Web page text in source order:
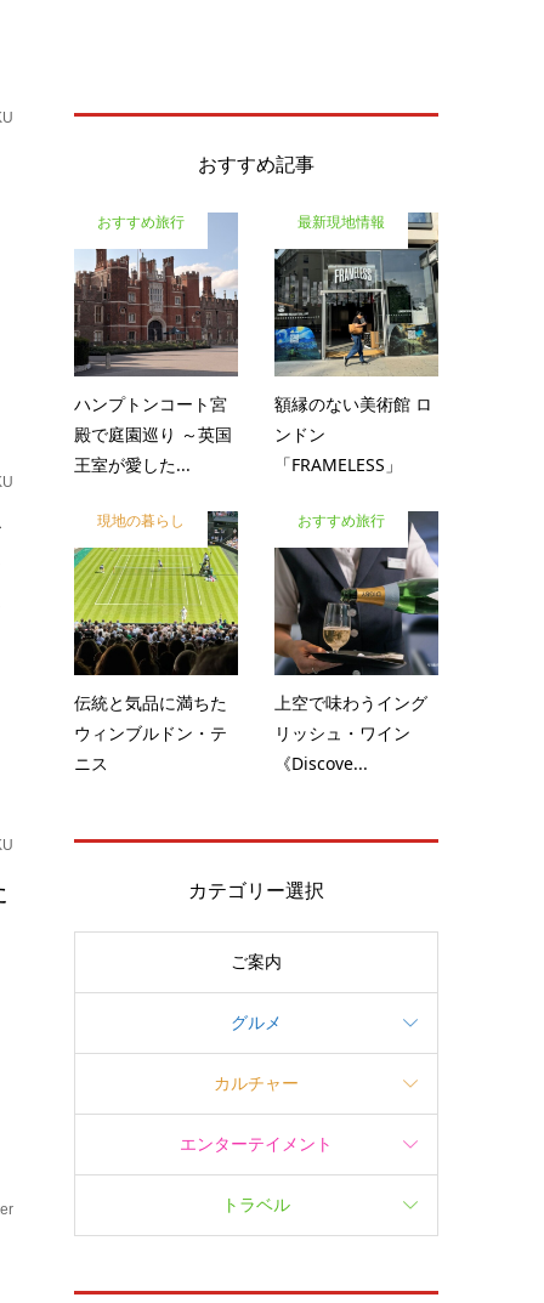
おすすめ記事
おすすめ旅行
ハンプトンコート宮
殿で庭園巡り ～英国
王室が愛した...
最新現地情報
額縁のない美術館 ロ
ンドン
「FRAMELESS」
現地の暮らし
伝統と気品に満ちた
ウィンブルドン・テ
ニス
おすすめ旅行
上空で味わうイング
リッシュ・ワイン
《Discove...
カテゴリー選択
ご案内
グルメ
カルチャー
エンターテイメント
トラベル